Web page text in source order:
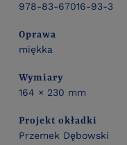
978-83-67016-93-3
Oprawa
miękka
Wymiary
164 × 230 mm
Projekt okładki
Przemek Dębowski